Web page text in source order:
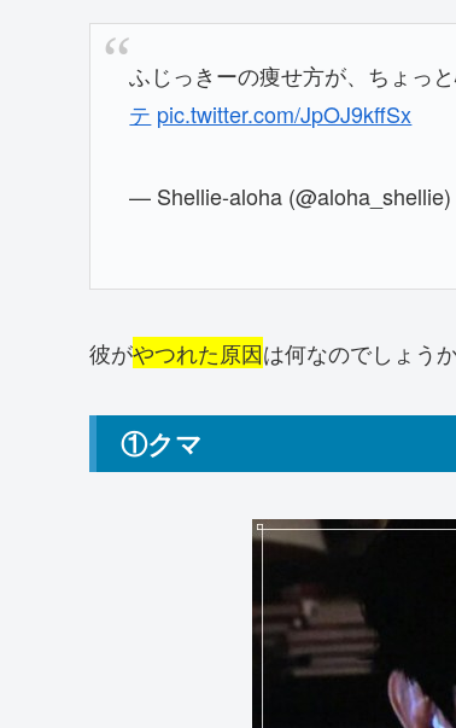
ふじっきーの痩せ方が、ちょっ
テ pic.twitter.com/JpOJ9kffSx
— Shellie-aloha (@aloha_shellie)
彼がやつれた原因は何なのでしょう
①クマ